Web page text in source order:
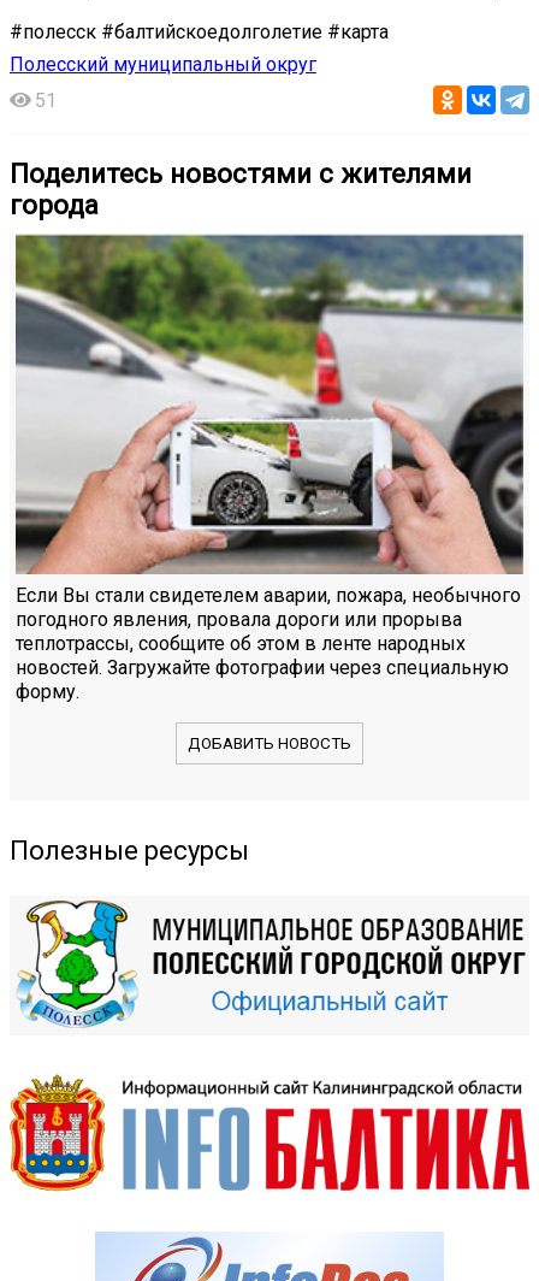
#полесск #балтийскоедолголетие #карта
Полесский муниципальный округ
51
Поделитесь новостями с жителями
города
Если Вы стали свидетелем аварии, пожара, необычного
погодного явления, провала дороги или прорыва
теплотрассы, сообщите об этом в ленте народных
новостей. Загружайте фотографии через специальную
форму.
ДОБАВИТЬ НОВОСТЬ
Полезные ресурсы